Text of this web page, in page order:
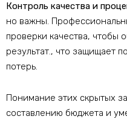
Контроль качества и
но важны.
проверки качества, чтобы
результат., что защищает
потерь.
Понимание этих скрытых
составлению бюджета и